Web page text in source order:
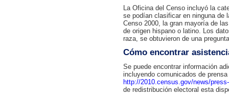
La Oficina del Censo incluyó la
se podían clasificar en ninguna de
Censo 2000, la gran mayoría de
de origen hispano o latino. Los
raza, se obtuvieron de una
Cómo encontrar
Se puede encontrar información
incluyendo comunicados de
http://2010.census.gov/news/
de redistribución electoral esta